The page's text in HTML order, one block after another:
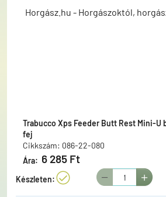
Horgász.hu - Horgászoktól,
Trabucco Xps Feeder Butt Rest Mini-U
fej
Cikkszám: 086-22-080
Ára: 6 285 Ft
Készleten: